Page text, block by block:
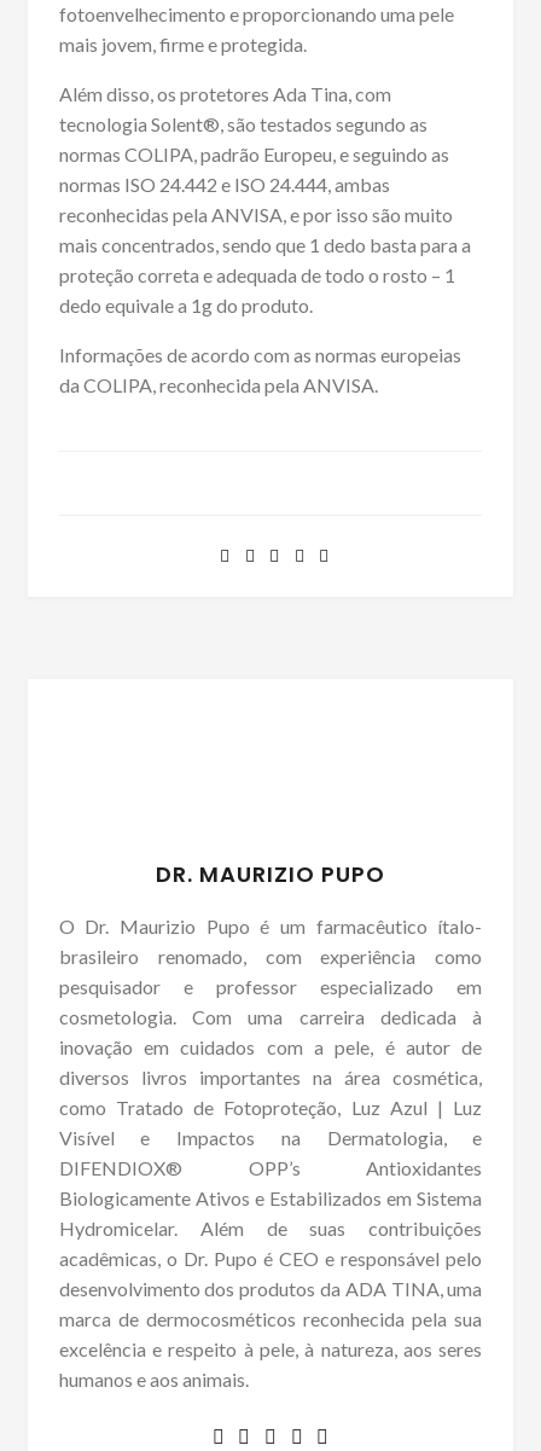
fotoenvelhecimento e proporcionando uma pele
mais jovem, firme e protegida.
Além disso, os protetores Ada Tina, com
tecnologia Solent®, são testados segundo as
normas COLIPA, padrão Europeu, e seguindo as
normas ISO 24.442 e ISO 24.444, ambas
reconhecidas pela ANVISA, e por isso são muito
mais concentrados, sendo que 1 dedo basta para a
proteção correta e adequada de todo o rosto – 1
dedo equivale a 1g do produto.
Informações de acordo com as normas europeias
da COLIPA, reconhecida pela ANVISA.
DR. MAURIZIO PUPO
O Dr. Maurizio Pupo é um farmacêutico ítalo-
brasileiro renomado, com experiência como
pesquisador e professor especializado em
cosmetologia. Com uma carreira dedicada à
inovação em cuidados com a pele, é autor de
diversos livros importantes na área cosmética,
como Tratado de Fotoproteção, Luz Azul | Luz
Visível e Impactos na Dermatologia, e
DIFENDIOX® OPP’s Antioxidantes
Biologicamente Ativos e Estabilizados em Sistema
Hydromicelar. Além de suas contribuições
acadêmicas, o Dr. Pupo é CEO e responsável pelo
desenvolvimento dos produtos da ADA TINA, uma
marca de dermocosméticos reconhecida pela sua
excelência e respeito à pele, à natureza, aos seres
humanos e aos animais.